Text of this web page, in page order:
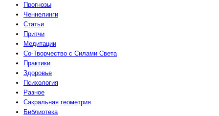
Прогнозы
Ченнелинги
Статьи
Притчи
Медитации
Со-Творчество с Силами Света
Практики
Здоровье
Психология
Разное
Сакральная геометрия
Библиотека